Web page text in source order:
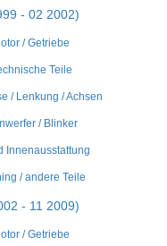
- 02 2002)
/ Getriebe
Teile
/ Lenkung / Achsen
/ Blinker
Innenausstattung
/ andere Teile
- 11 2009)
/ Getriebe